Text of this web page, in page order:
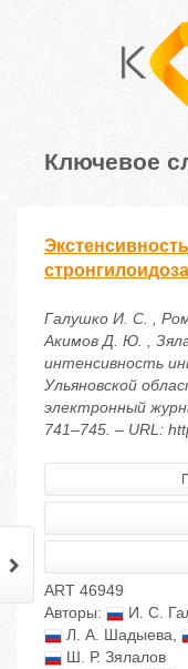
Ключевое
Галушко И. С. ,
Акимов Д. Ю. ,
интенсивность
Ульяновской
электронный
741–745. – URL:
ART 46949
Авторы:
И. С.
Л. А. Шадыева,
Ш. Р. Зялалов